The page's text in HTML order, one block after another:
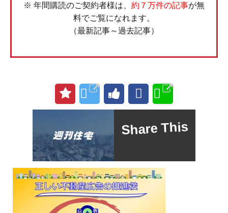
※ 年間購読のご契約者様は、 約７万件の記事が無
料でご覧になれます。
（最新記事～過去記事）
Share This